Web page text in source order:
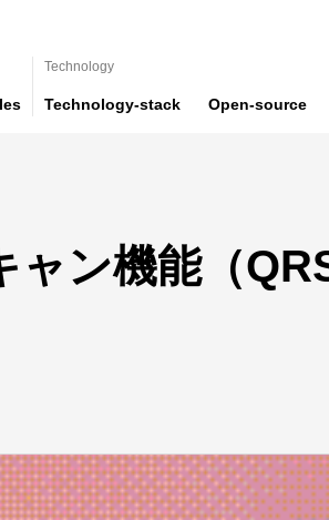
Technology
Technology-stack Open-source
ン機能（